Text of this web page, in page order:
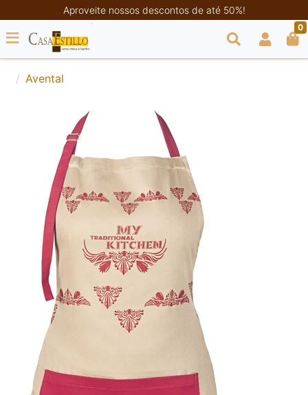
Aproveite nossos descontos de até 50%!
0
Avental